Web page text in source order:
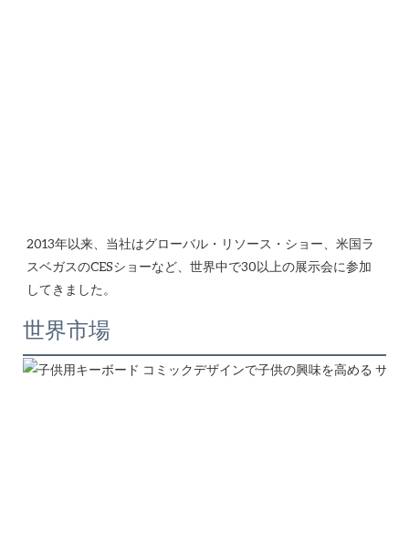
2013年以来、当社はグローバル・リソース・ショー、米国ラ
スベガスのCESショーなど、世界中で30以上の展示会に参加
世界市場